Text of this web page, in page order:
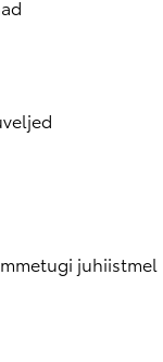
juhiistmel